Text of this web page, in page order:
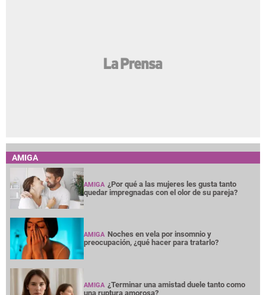
AMIGA
AMIGA ¿Por qué a las mujeres les gusta tanto
quedar impregnadas con el olor de su pareja?
AMIGA Noches en vela por insomnio y
preocupación, ¿qué hacer para tratarlo?
AMIGA ¿Terminar una amistad duele tanto como
una ruptura amorosa?